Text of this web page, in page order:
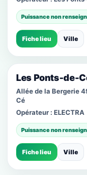
Puissance non
Fiche lieu Ville
Les Ponts-de-
Allée de la Bergerie
Cé
Opérateur : ELECTRA
Puissance non
Fiche lieu Ville